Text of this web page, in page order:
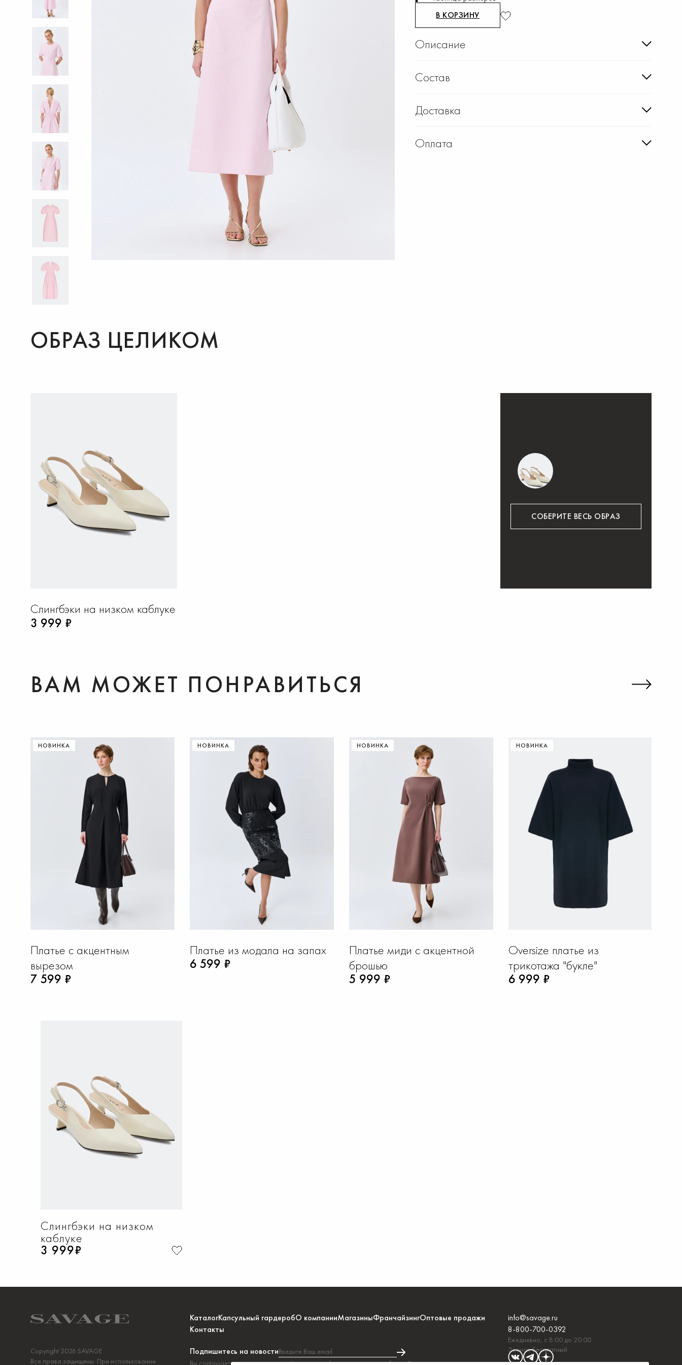
В КОРЗИНУ
Описание
Состав
Доставка
Оплата
ОБРАЗ ЦЕЛИКОМ
ДОБАВИТЬ В КОРЗИНУ
38
Слингбэки на низком каблуке
3 999 ₽
СОБЕРИТЕ ВЕСЬ ОБРАЗ
ВАМ МОЖЕТ ПОНРАВИТЬСЯ
НОВИНКА
Платье с акцентным
вырезом
7 599 ₽
НОВИНКА
Платье из модала на запах
6 599 ₽
НОВИНКА
Платье миди с акцентной
брошью
5 999 ₽
НОВИНКА
Oversize платье из
трикотажа "букле"
6 999 ₽
Слингбэки на низком
каблуке
3 999₽
Copyright 2026 SAVAGE
Все права защищены. При использовании
КаталогКапсульный гардеробО компанииМагазиныФранчайзингОптовые продажи
Контакты
Подпишитесь на новостиВведите Ваш email
Вы соглашаетесь на получение информации и/или рекламных сообщений в соответствии с
info@savage.ru
8-800-700-0392
Ежедневно, с 8:00 до 20:00
Звонок бесплатный